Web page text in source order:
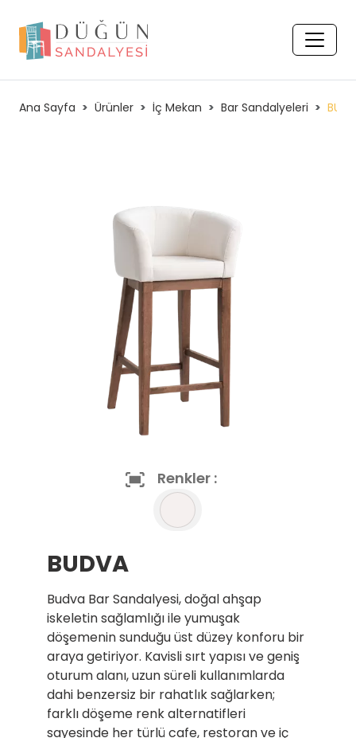
Ana Sayfa Ürünler İç Mekan Bar Sandalyeleri
BUDVA
Budva Bar Sandalyesi, doğal ahşap
iskeletin sağlamlığı ile yumuşak
döşemenin sunduğu üst düzey konforu bir
araya getiriyor. Kavisli sırt yapısı ve geniş
oturum alanı, uzun süreli kullanımlarda
dahi benzersiz bir rahatlık sağlarken;
farklı döşeme renk alternatifleri
sayesinde her türlü cafe, restoran ve iç
Renkler :